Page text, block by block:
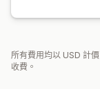
所有費用均以 USD 計
收費。